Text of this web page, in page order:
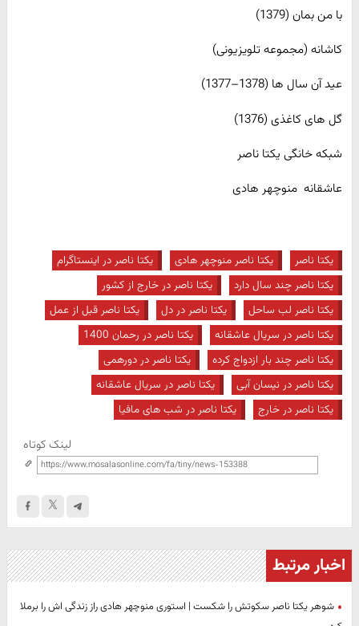
با من بمان (1379)
کاشانه (مجموعه تلویزیونی)
عید آن سال ها (1378–1377)
گل های کاغذی (1376)
شبکه خانگی یکتا ناصر
عاشقانه منوچهر هادی
یکتا ناصر یکتا ناصر منوچهر هادی
یکتا ناصر در اینستاگرام
یکتا ناصر چند سال دارد
یکتا ناصر در خارج از کشور
یکتا ناصر لب ساحل
یکتا ناصر در دل
یکتا ناصر قبل از عمل
یکتا ناصر در سریال عاشقانه
یکتا ناصر در رحمان 1400
یکتا ناصر چند بار ازدواج کرده
یکتا ناصر در دورهمی
یکتا ناصر در نیسان آبی
یکتا ناصر در سريال عاشقانه
یکتا ناصر در خارج
یکتا ناصر در شب های مافیا
لینک کوتاه
اخبار مرتبط
شوهر یکتا ناصر سکوتش را شکست | استوری منوچهر هادی راز زندگی اش را برملا